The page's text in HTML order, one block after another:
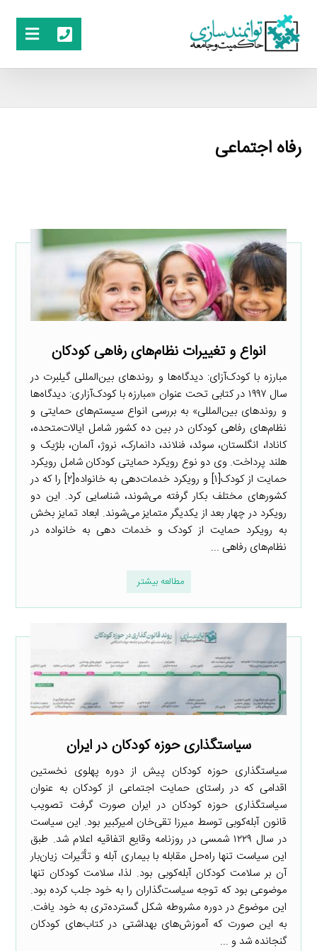
رفاه اجتماعی
انواع و تغییرات نظام‌های رفاهی کودکان
مبارزه با کودک‌آزای: دیدگاه‌ها و روندهای بین‌المللی گیلبرت در
سال ۱۹۹۷ در کتابی تحت عنوان «مبارزه با کودک‌آزاری: دیدگاه‌ها
و روندهای بین‌المللی» به بررسی انواع سیستم‌های حمایتی و
نظام‌های رفاهی کودکان در بین ده کشور شامل ایالات‌متحده،
کانادا، انگلستان، سوئد، فنلاند، دانمارک، نروژ، آلمان، بلژیک و
هلند پرداخت. وی دو نوع رویکرد حمایتی کودکان شامل رویکرد
حمایت از کودک[۱] و رویکرد خدمات‌دهی به خانواده[۲] را که در
کشورهای مختلف بکار گرفته می‌شوند، شناسایی کرد. این دو
رویکرد در چهار بعد از یکدیگر متمایز می‌شوند. ابعاد تمایز بخش
به رویکرد حمایت از کودک و خدمات دهی به خانواده در
نظام‌های رفاهی ...
مطالعه بیشتر
سیاستگذاری حوزه کودکان در ایران
سیاستگذاری حوزه کودکان پیش از دوره پهلوی نخستین
اقدامی که در راستای حمایت اجتماعی از کودکان به عنوان
سیاستگذاری حوزه کودکان در ایران صورت گرفت تصویب
قانون آبله‌کوبی توسط میرزا تقی‌خان امیرکبیر بود. این سیاست
در سال ۱۲۲۹ شمسی در روزنامه وقایع اتفاقیه اعلام شد. طبق
این سیاست تنها راه‌حل مقابله با بیماری آبله و تأثیرات زیان‌بار
آن بر سلامت کودکان آبله‌کوبی بود. لذا، سلامت کودکان تنها
موضوعی بود که توجه سیاست‌گذاران را به خود جلب کرده بود.
این موضوع در دوره مشروطه شکل گسترده‌تری به خود یافت.
به این صورت که آموزش‌های بهداشتی در کتاب‌های کودکان
گنجانده شد و ...